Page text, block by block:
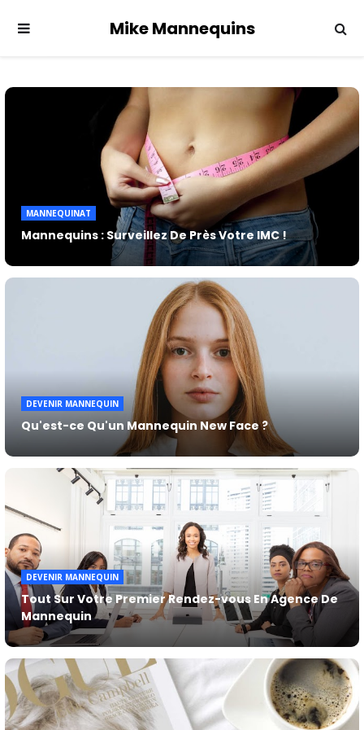
Mike Mannequins
MANNEQUINAT
Mannequins : Surveillez De Près Votre IMC !
DEVENIR MANNEQUIN
Qu'est-ce Qu'un Mannequin New Face ?
DEVENIR MANNEQUIN
Tout Sur Votre Premier Rendez-vous En Agence De
Mannequin